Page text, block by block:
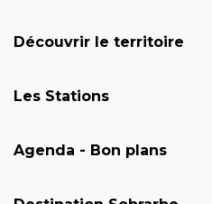
Découvrir le territoire
Les Stations
Agenda - Bon plans